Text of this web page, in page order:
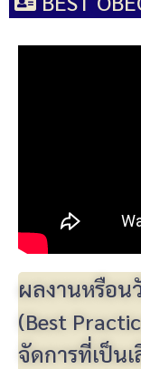
ผลงานหรือน
(Best
จัดการที่เป็น